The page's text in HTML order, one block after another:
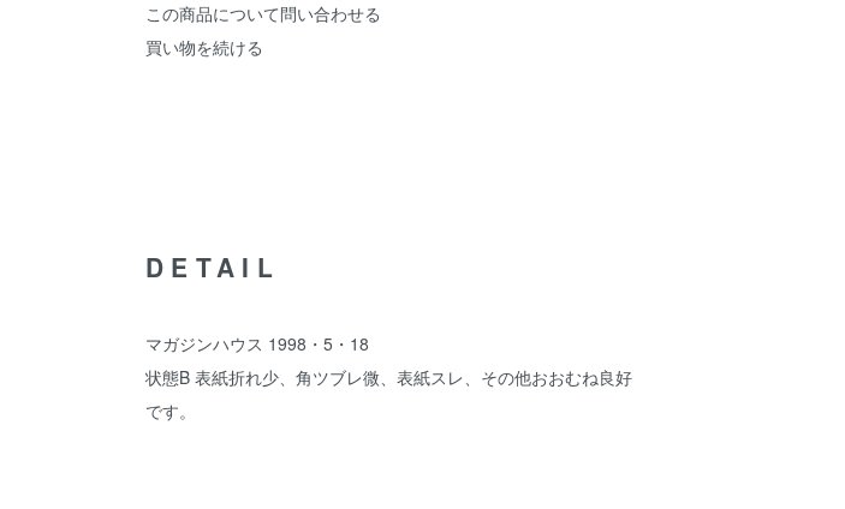
この商品について問い合わせる
買い物を続ける
DETAIL
マガジンハウス 1998・5・18
状態B 表紙折れ少、角ツブレ微、表紙スレ、その他おおむね良好
です。